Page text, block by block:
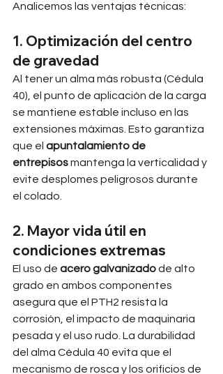
Analicemos las ventajas técnicas:
1. Optimización del centro
de gravedad
Al tener un alma más robusta (Cédula
40), el punto de aplicación de la carga
se mantiene estable incluso en las
extensiones máximas. Esto garantiza
que el apuntalamiento de
entrepisos mantenga la verticalidad y
evite desplomes peligrosos durante
el colado.
2. Mayor vida útil en
condiciones extremas
El uso de acero galvanizado de alto
grado en ambos componentes
asegura que el PTH2 resista la
corrosión, el impacto de maquinaria
pesada y el uso rudo. La durabilidad
del alma Cédula 40 evita que el
mecanismo de rosca y los orificios de